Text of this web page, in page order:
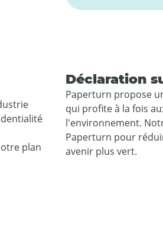
plan
Déclaration
Paperturn propose
qui profite à la fois
l'environnement.
Paperturn pour
avenir plus vert.